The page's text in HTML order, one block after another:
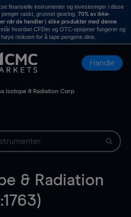
finansielle instrumenter og investeringer i disse
raskt, grunnet gearing. 70% av ikke-
når de handler i slike produkter med denne
hvordan CFDer og OTC-opsjoner fungerer og
risikoen for å tape pengene dine.
Handle
Isotope & Radiation Corp
& Radiation